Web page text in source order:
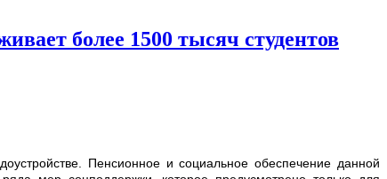
более 1500 тысяч студентов
Пенсионное и социальное обеспечение данной